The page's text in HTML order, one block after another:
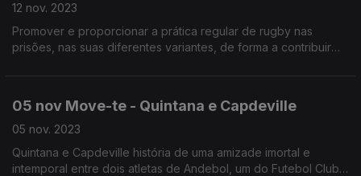
12 nov. 2023
Promover e proporcionar a prática regular de rugby nas
prisões, nas suas diferentes variantes, de forma a contribuir
05 nov Move-te - Quintana e Capdeville
05 nov. 2023
Quintana e Capdeville história de uma amizade imortal e
intemporal entre dois atletas de Andebol, um do Futebol Clube